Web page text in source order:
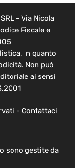
- Via Nicola
Fiscale e
in quanto
Non può
ai sensi
- Contattaci
sono gestite da